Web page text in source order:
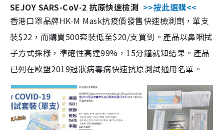
SEJOY SARS-CoV-2 抗原快速檢測 >>按此選購<<
香港口罩品牌HK-M Mask抗疫價發售快速檢測劑，單支
裝$22，而購買500套裝低至$20/支買到。產品以鼻咽拭
子方式採樣，準確性高達99%，15分鐘就知結果。產品
已列在歐盟2019冠狀病毒病快速抗原測試通用名單。